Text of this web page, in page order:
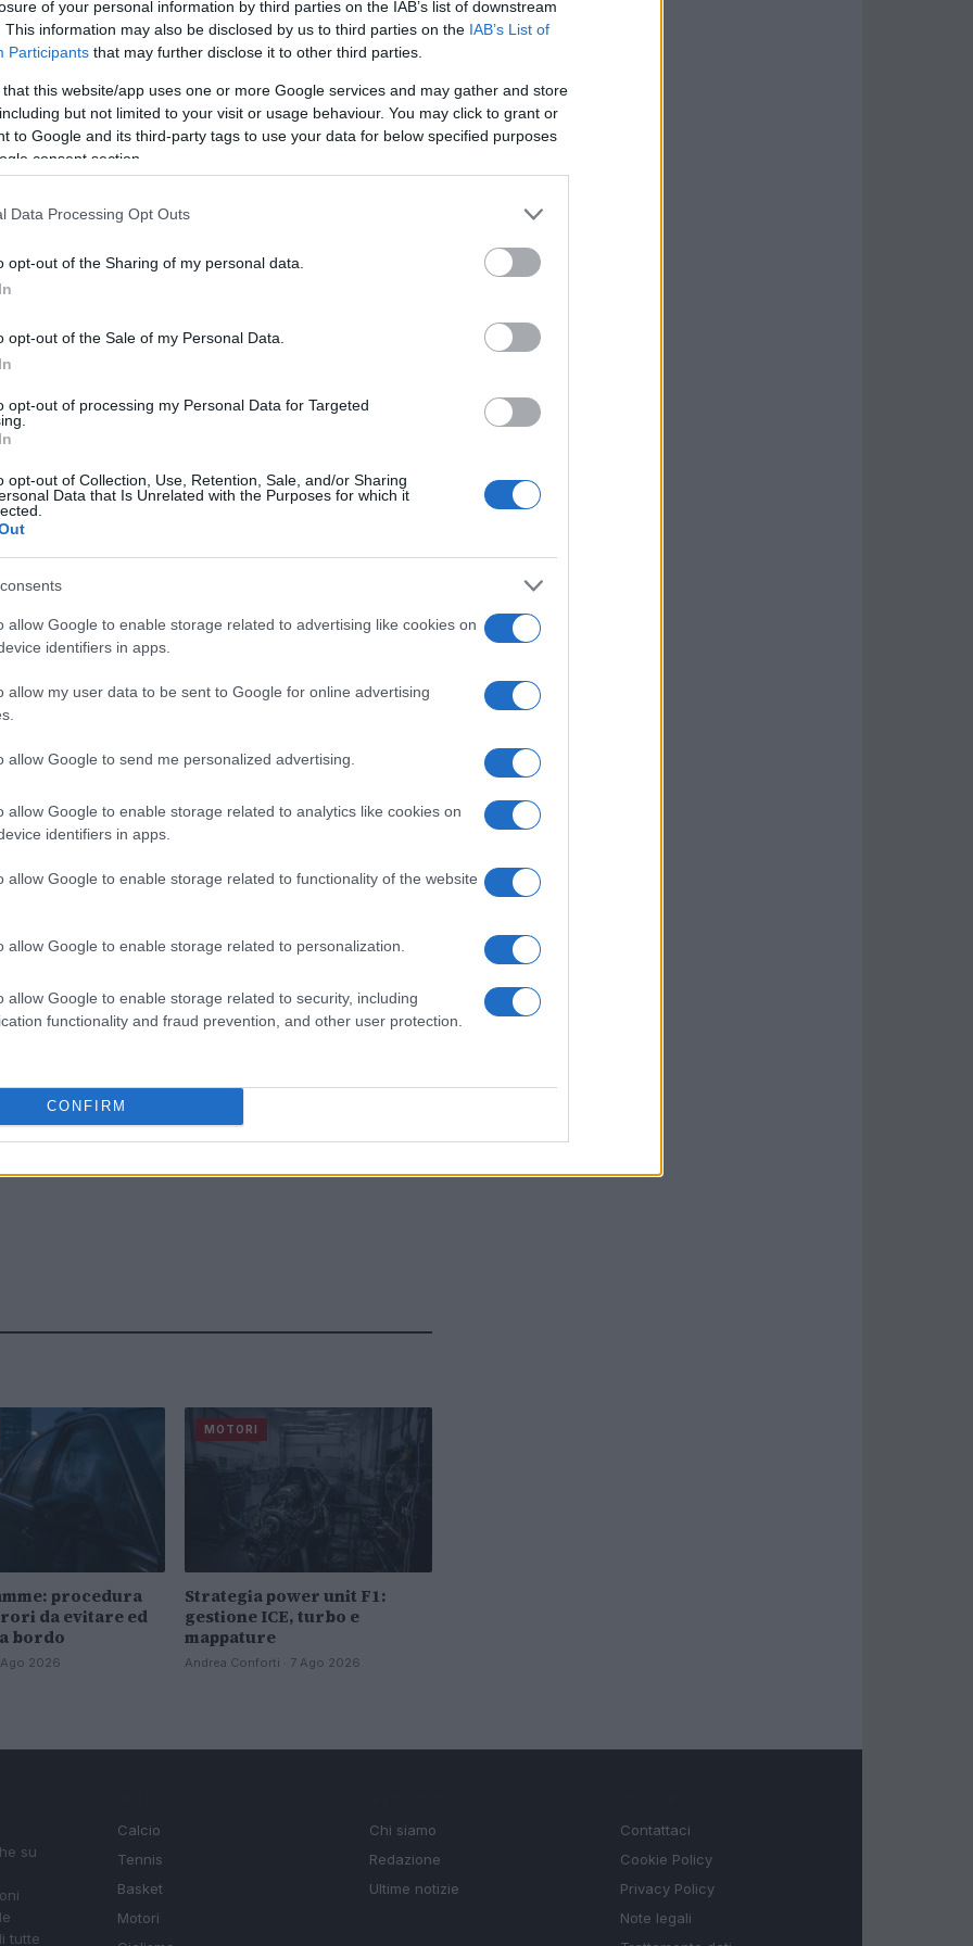
of your personal information by third parties on the IAB’s list of downstream
This information may also be disclosed by us to third parties on the IAB’s List of
Participants that may further disclose it to other third parties.
that this website/app uses one or more Google services and may gather and store
but not limited to your visit or usage behaviour. You may click to grant or
to Google and its third-party tags to use your data for below specified purposes
consent section.
Data Processing Opt Outs
opt-out of the Sharing of my personal data.
opt-out of the Sale of my Personal Data.
opt-out of processing my Personal Data for Targeted
opt-out of Collection, Use, Retention, Sale, and/or Sharing
Data that Is Unrelated with the Purposes for which it
allow Google to enable storage related to advertising like cookies on
identifiers in apps.
allow my user data to be sent to Google for online advertising
allow Google to send me personalized advertising.
allow Google to enable storage related to analytics like cookies on
identifiers in apps.
allow Google to enable storage related to functionality of the website
allow Google to enable storage related to personalization.
allow Google to enable storage related to security, including
functionality and fraud prevention, and other user protection.
CONFIRM
d’arte. Henri Toivonen, uno dei più forti
professionista messo sotto contratto
figlio va molto forte”. Ed era davvero
crescendo Carlos nella cultura
di famiglia. Sarà un osso duro per
infastidito da questa nuova sfida in casa,
motivazione. È evidente che Sebastian
Charles, piombando in una lunga crisi
compagno di squadra erano migliori,
procedura
da evitare ed
bordo
Ago 2026
MOTORI
Strategia power unit F1:
gestione ICE, turbo e
mappature
Andrea Conforti · 7 Ago 2026
su
tutte
Calcio
Tennis
Basket
Motori
Chi siamo
Redazione
Ultime notizie
Contattaci
Cookie Policy
Privacy Policy
Note legali